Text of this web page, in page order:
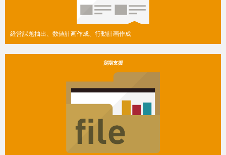
経営課題抽出、数値計画作成、行動計画作成
定期支援